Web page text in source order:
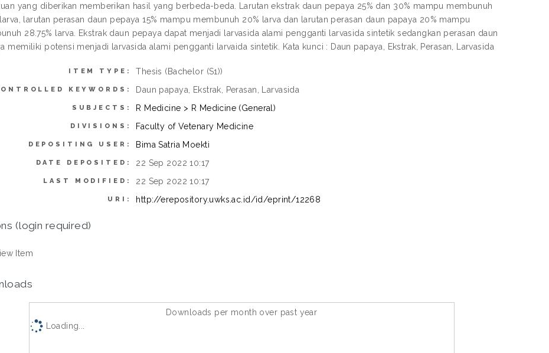
yang diberikan memberikan hasil yang berbeda-beda. Larutan ekstrak daun pepaya 25% dan 30% mampu membunuh
larutan perasan daun pepaya 15% mampu membunuh 20% larva dan larutan perasan daun papaya 20% mampu
28.75% larva. Ekstrak daun pepaya dapat menjadi larvasida alami pengganti larvasida sintetik sedangkan perasan daun
memiliki potensi menjadi larvasida alami pengganti larvaida sintetik. Kata kunci : Daun papaya, Ekstrak, Perasan, Larvasida
ITEM TYPE: Thesis (Bachelor (S1))
KEYWORDS: Daun papaya, Ekstrak, Perasan, Larvasida
SUBJECTS: R Medicine > R Medicine (General)
DIVISIONS: Faculty of Vetenary Medicine
DEPOSITING USER: Bima Satria Moekti
DATE DEPOSITED: 22 Sep 2022 10:17
LAST MODIFIED: 22 Sep 2022 10:17
URI: http://erepository.uwks.ac.id/id/eprint/12268
(login required)
Item
Downloads per month over past year
Loading...